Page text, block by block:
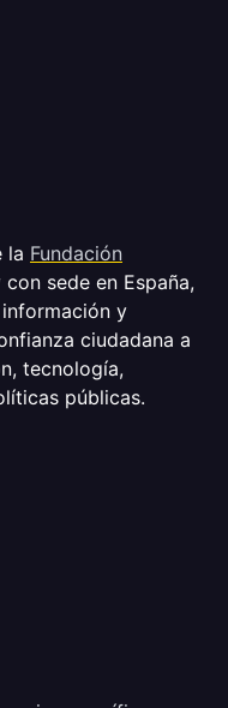
la Fundación
sede en España,
y
ciudadana a
tecnología,
públicas.